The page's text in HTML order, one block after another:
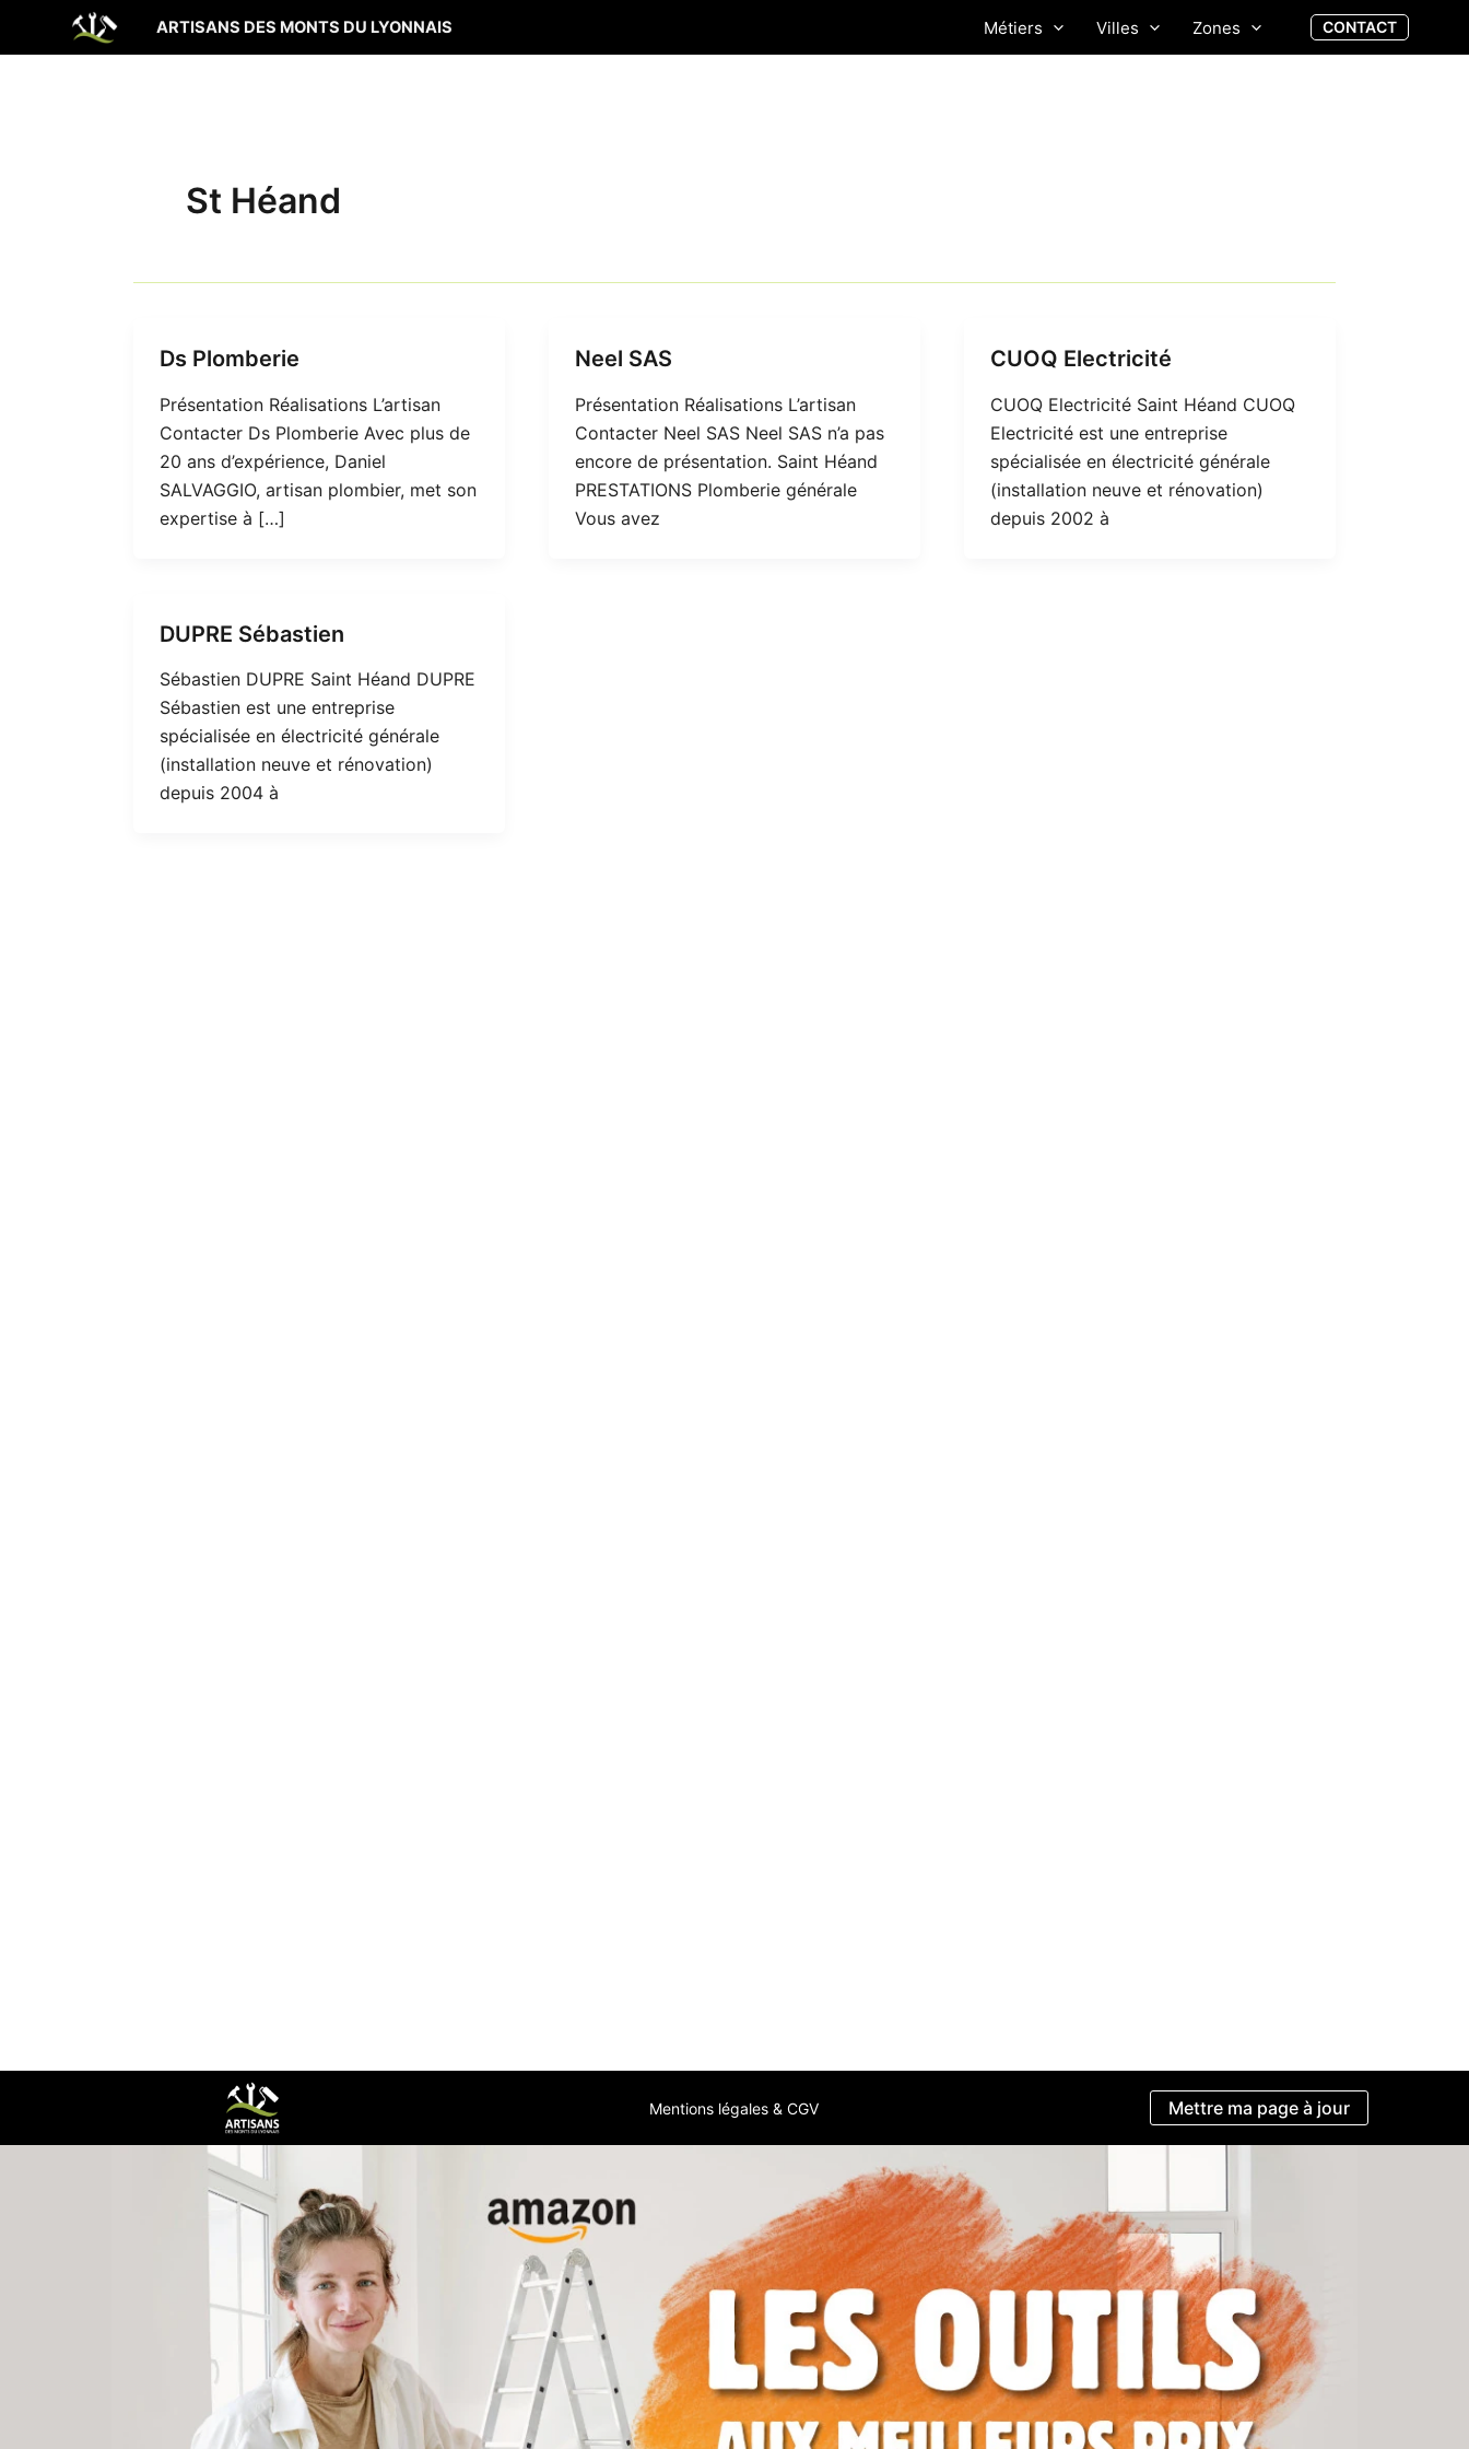
ARTISANS DES MONTS DU LYONNAIS Métiers Villes Zones CONTACT
St Héand
Ds Plomberie
Présentation Réalisations L’artisan
Contacter Ds Plomberie Avec plus de
20 ans d’expérience, Daniel
SALVAGGIO, artisan plombier, met son
expertise à […]
Neel SAS
Présentation Réalisations L’artisan
Contacter Neel SAS Neel SAS n’a pas
encore de présentation. Saint Héand
PRESTATIONS Plomberie générale
Vous avez
CUOQ Electricité
CUOQ Electricité Saint Héand CUOQ
Electricité est une entreprise
spécialisée en électricité générale
(installation neuve et rénovation)
depuis 2002 à
DUPRE Sébastien
Sébastien DUPRE Saint Héand DUPRE
Sébastien est une entreprise
spécialisée en électricité générale
(installation neuve et rénovation)
depuis 2004 à
Mentions légales & CGV Mettre ma page à jour